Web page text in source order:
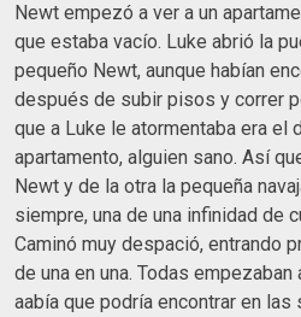
Newt empezó a ver a un
que estaba vacío. Luke abrió la
pequeño Newt, aunque habían
después de subir pisos y correr
que a Luke le atormentaba era el
apartamento, alguien sano. Así
Newt y de la otra la pequeña
siempre, una de una infinidad de
Caminó muy despació, entrando
de una en una. Todas empezaban
aabía que podría encontrar en